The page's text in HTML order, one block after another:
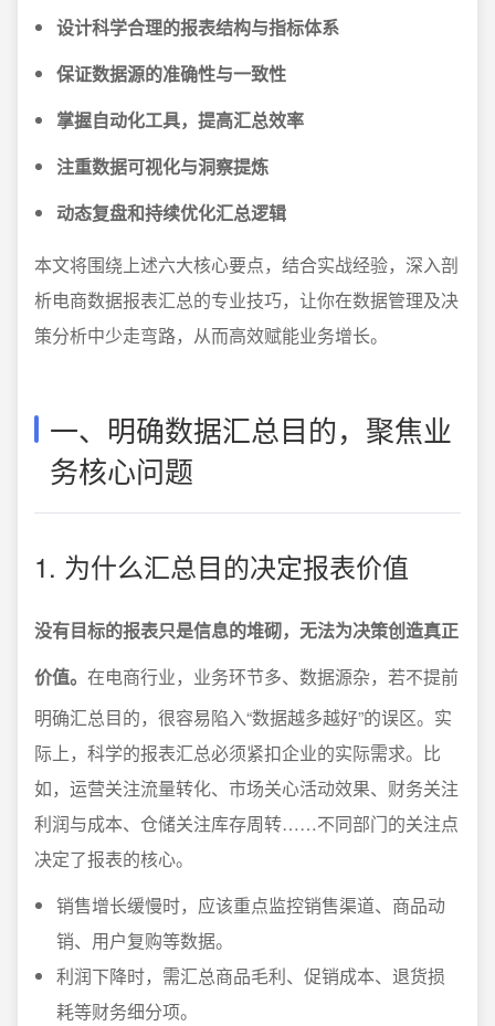
设计科学合理的报表结构与指标体系
保证数据源的准确性与一致性
掌握自动化工具，提高汇总效率
注重数据可视化与洞察提炼
动态复盘和持续优化汇总逻辑
本文将围绕上述六大核心要点，结合实战经验，深入剖
析电商数据报表汇总的专业技巧，让你在数据管理及决
策分析中少走弯路，从而高效赋能业务增长。
一、明确数据汇总目的，聚焦业
务核心问题
1. 为什么汇总目的决定报表价值
没有目标的报表只是信息的堆砌，无法为决策创造真正
价值。 在电商行业，业务环节多、数据源杂，若不提前
明确汇总目的，很容易陷入“数据越多越好”的误区。实
际上，科学的报表汇总必须紧扣企业的实际需求。比
如，运营关注流量转化、市场关心活动效果、财务关注
利润与成本、仓储关注库存周转……不同部门的关注点
决定了报表的核心。
销售增长缓慢时，应该重点监控销售渠道、商品动
销、用户复购等数据。
利润下降时，需汇总商品毛利、促销成本、退货损
耗等财务细分项。